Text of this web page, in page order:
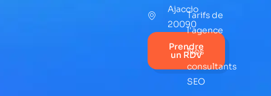
Ajaccio
20090
Prendre
un RDV
Tarifs de
l'agence
Nos
consultants
SEO